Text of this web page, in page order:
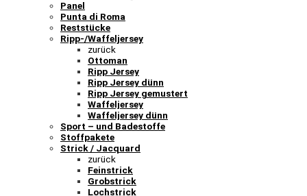
Panel
Punta di Roma
Reststücke
Ripp-/Waffeljersey
zurück
Ottoman
Ripp Jersey
Ripp Jersey dünn
Ripp Jersey gemustert
Waffeljersey
Waffeljersey dünn
Sport – und Badestoffe
Stoffpakete
Strick / Jacquard
zurück
Feinstrick
Grobstrick
Lochstrick